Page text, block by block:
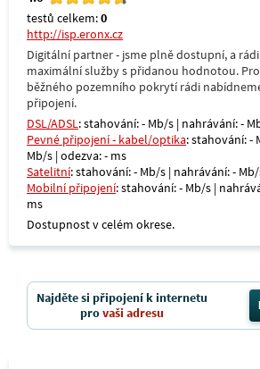
testů celkem:0
http://isp.eronx.cz
Digitální partner - jsme plně dostupní, a
maximální služby s přidanou hodnotou.
běžného pozemního pokrytí rádi
připojení.
DSL/ADSL: stahování: - Mb/s | nahrávání: -
Pevné připojení - kabel/optika: stahování: -
Mb/s | odezva: - ms
Satelitní: stahování: - Mb/s | nahrávání: -
Mobilní připojení: stahování: - Mb/s |
ms
Dostupnost v celém okrese.
Najděte si připojení k internetu
provaši adresu